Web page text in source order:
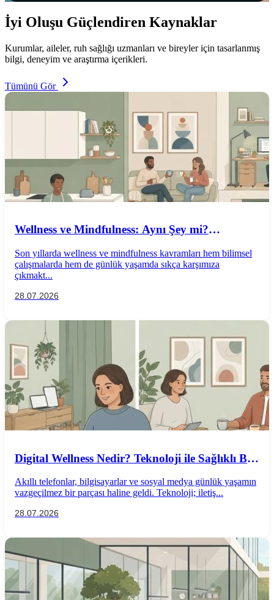
İyi Oluşu Güçlendiren Kaynaklar
Kurumlar, aileler, ruh sağlığı uzmanları ve bireyler için tasarlanmış
bilgi, deneyim ve araştırma içerikleri.
Tümünü Gör
Wellness ve Mindfulness: Aynı Şey mi?
Son yıllarda wellness ve mindfulness kavramları hem bilimsel
çalışmalarda hem de günlük yaşamda sıkça karşımıza
çıkmakt...
28.07.2026
Digital Wellness Nedir? Teknoloji ile Sağlıklı Bir
Akıllı telefonlar, bilgisayarlar ve sosyal medya günlük yaşamın
vazgeçilmez bir parçası haline geldi. Teknoloji; iletiş...
28.07.2026